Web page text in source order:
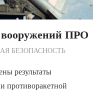
ПРО
БЕЗОПАСНОСТЬ
результаты
противоракетной